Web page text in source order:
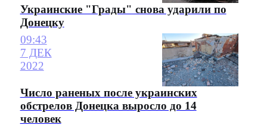
Украинские "Грады" снова ударили по
Донецку
09:43
7 ДЕК
2022
Число раненых после украинских
обстрелов Донецка выросло до 14
человек